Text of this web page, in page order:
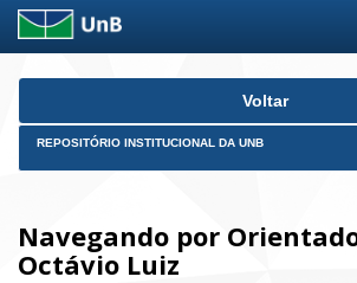
Skip
Voltar
REPOSITÓRIO INSTITUCIONAL DA UNB
Navegando por
Octávio Luiz